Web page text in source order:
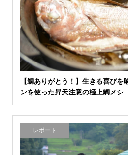
【鯛ありがとう！】生きる喜び
ンを使った昇天注意の極上鯛メシ
レポート